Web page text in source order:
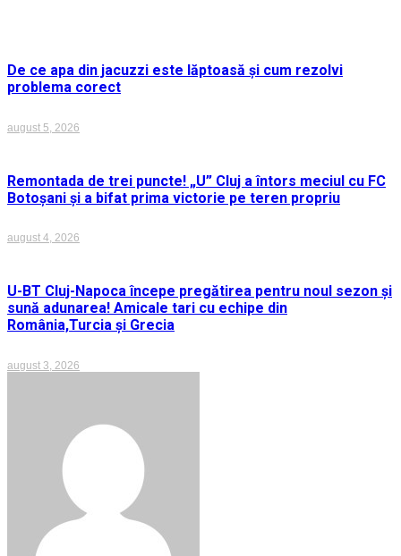
De ce apa din jacuzzi este lăptoasă și cum rezolvi
problema corect
august 5, 2026
Remontada de trei puncte! „U” Cluj a întors meciul cu FC
Botoșani și a bifat prima victorie pe teren propriu
august 4, 2026
U-BT Cluj-Napoca începe pregătirea pentru noul sezon și
sună adunarea! Amicale tari cu echipe din
România,Turcia și Grecia
august 3, 2026